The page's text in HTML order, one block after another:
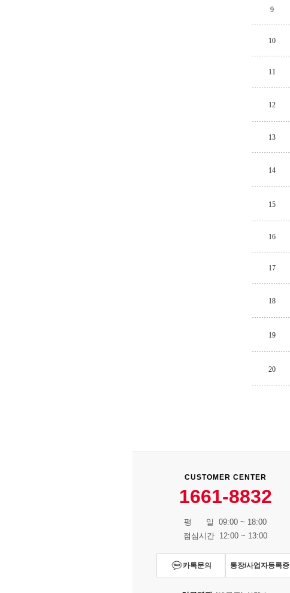
9
10
11
12
13
14
15
16
17
18
19
20
CUSTOMER CENTER
1661-8832
평 일 09:00 ~ 18:00
점심시간 12:00 ~ 13:00
카톡문의 통장/사업자등록증